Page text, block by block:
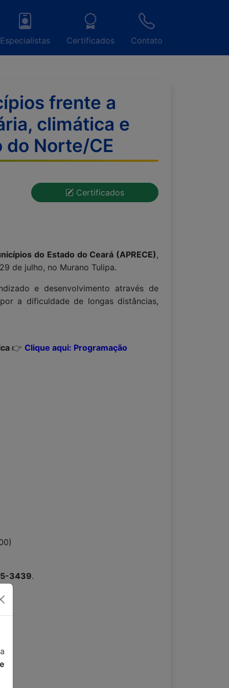
Especialistas Certificados Contato
frente a
climática e
do Norte/CE
Certificados
do Estado do Ceará (APRECE),
de julho, no Murano Tulipa.
e desenvolvimento através de
a dificuldade de longas distâncias,
👉 Clique aqui: Programação
3439.